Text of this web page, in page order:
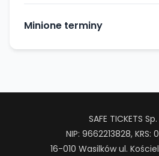
Minione terminy
SAFE TICKETS
NIP: 9662213828, KRS:
16-010 Wasilków ul.